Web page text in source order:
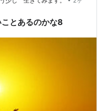
とあるのかな8